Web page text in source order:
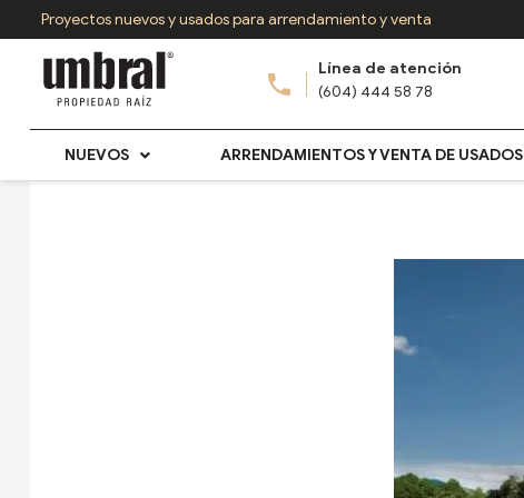
al
Proyectos nuevos y usados para arrendamiento y venta
Línea de atención
(604) 444 58 78
NUEVOS ARRENDAMIENTOS Y VENTA DE USADOS